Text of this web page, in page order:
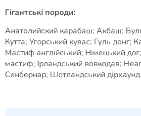
Гігантські породи:
Анатолийский карабаш; Акбаш;
Кутта; Угорський кувас; Гуль донг;
Мастиф англійський; Німецький
мастиф; Ірландський вовкодав;
Сенбернар; Шотландський дірхаунд.